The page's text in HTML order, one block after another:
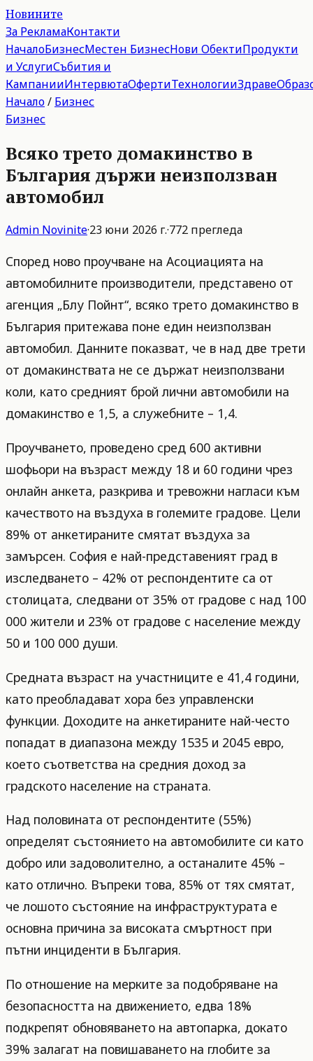
Новините
За РекламаКонтакти
НачалоБизнесМестен БизнесНови ОбектиПродукти
и УслугиСъбития и
КампанииИнтервютаОфертиТехнологииЗдраве
Начало/ Бизнес
Бизнес
Всяко трето домакинство в
България държи неизползван
автомобил
Admin Novinite·23 юни 2026 г.·772 прегледа
Според ново проучване на Асоциацията на
автомобилните производители, представено от
агенция „Блу Пойнт“, всяко трето домакинство в
България притежава поне един неизползван
автомобил. Данните показват, че в над две трети
от домакинствата не се държат неизползвани
коли, като средният брой лични автомобили на
домакинство е 1,5, а служебните – 1,4.
Проучването, проведено сред 600 активни
шофьори на възраст между 18 и 60 години чрез
онлайн анкета, разкрива и тревожни нагласи към
качеството на въздуха в големите градове. Цели
89% от анкетираните смятат въздуха за
замърсен. София е най-представеният град в
изследването – 42% от респондентите са от
столицата, следвани от 35% от градове с над 100
000 жители и 23% от градове с население между
50 и 100 000 души.
Средната възраст на участниците е 41,4 години,
като преобладават хора без управленски
функции. Доходите на анкетираните най-често
попадат в диапазона между 1535 и 2045 евро,
което съответства на средния доход за
градското население на страната.
Над половината от респондентите (55%)
определят състоянието на автомобилите си като
добро или задоволително, а останалите 45% –
като отлично. Въпреки това, 85% от тях смятат,
че лошото състояние на инфраструктурата е
основна причина за високата смъртност при
пътни инциденти в България.
По отношение на мерките за подобряване на
безопасността на движението, едва 18%
подкрепят обновяването на автопарка, докато
39% залагат на повишаването на глобите за